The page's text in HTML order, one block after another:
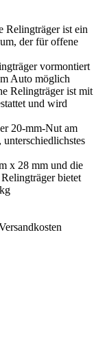
ist ein
der für offene
vormontiert
Auto möglich
Relingträger ist mit
und wird
20-mm-Nut am
x 28 mm und die
bietet